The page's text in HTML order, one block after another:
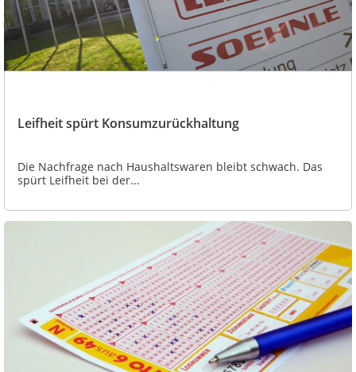
Leifheit spürt Konsumzurückhaltung
Die Nachfrage nach Haushaltswaren bleibt schwach. Das
spürt Leifheit bei der...